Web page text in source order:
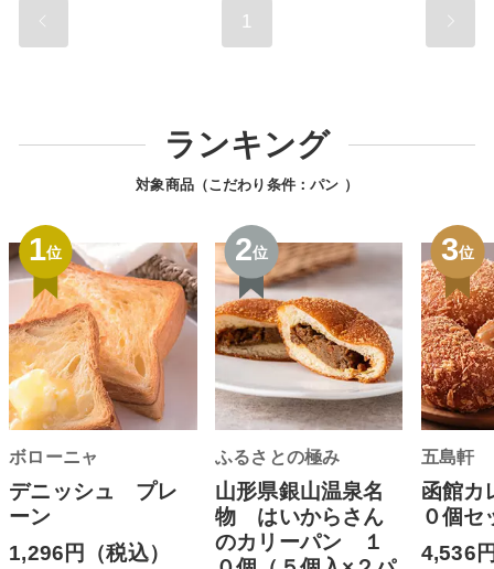
1
ランキング
対象商品（こだわり条件：パン ）
1位
ボローニャ
デニッシュ プレ
ーン
1,296円（税込）
2位
ふるさとの極み
山形県銀山温泉名
物 はいからさん
のカリーパン １
3位
五島軒
函館カ
０個セ
4,536